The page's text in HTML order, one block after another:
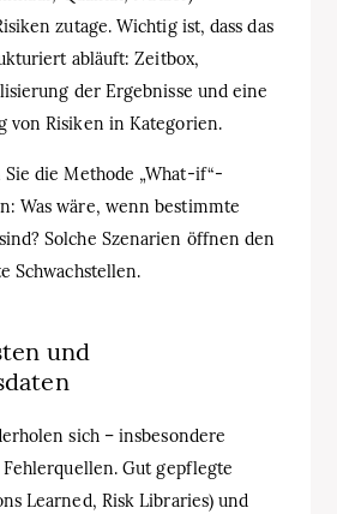
zutage. Wichtig ist, dass das
abläuft: Zeitbox,
der Ergebnisse und eine
von Risiken in Kategorien.
die Methode „What-if“-
Was wäre, wenn bestimmte
Solche Szenarien öffnen den
Schwachstellen.
und
sich – insbesondere
Gut gepflegte
Learned, Risk Libraries) und